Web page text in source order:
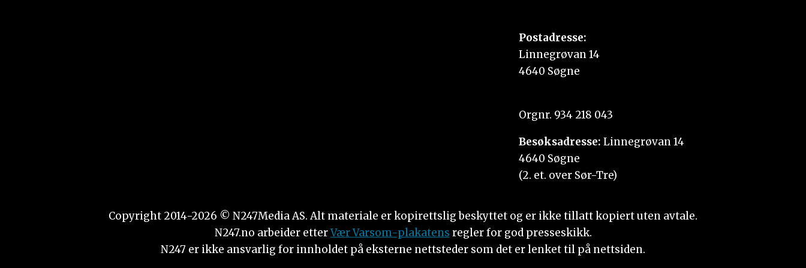
Postadresse:
Linnegrøvan 14
4640 Søgne
Orgnr. 934 218 043
Besøksadresse: Linnegrøvan 14
4640 Søgne
(2. et. over Sør-Tre)
Copyright 2014-2026 © N247Media AS. Alt materiale er kopirettslig beskyttet og er ikke tillatt kopiert uten avtale.
N247.no arbeider etterVær Varsom-plakatens regler for god presseskikk.
N247 er ikke ansvarlig for innholdet på eksterne nettsteder som det er lenket til på nettsiden.